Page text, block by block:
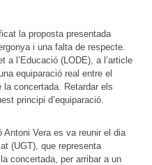
la proposta presentada
i una falta de respecte.
a l’Educació (LODE), a l’article
equiparació real entre el
concertada. Retardar els
principi d’equiparació.
Antoni Vera es va reunir el dia
(UGT), que representa
concertada, per arribar a un